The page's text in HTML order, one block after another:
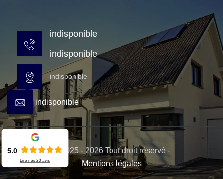
indisponible
indisponible
indisponible
indisponible
© 2025 - 2026 Tout droit réservé -
Mentions légales
5.0
Lire nos20 avis